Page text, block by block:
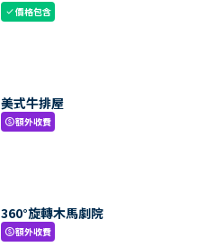
check價格包含
美式牛排屋
paid額外收費
360°旋轉木馬劇院
paid額外收費